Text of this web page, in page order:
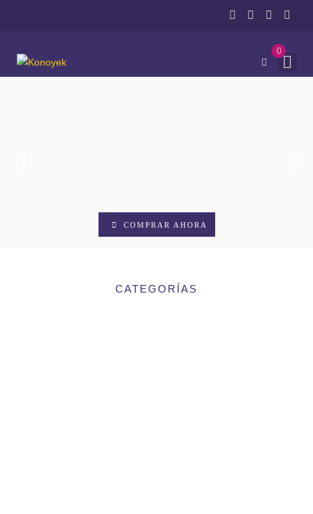
0
COMPRAR AHORA
CATEGORÍAS